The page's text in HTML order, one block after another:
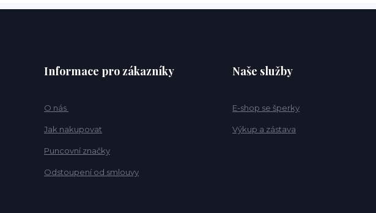
Informace pro zákazníky
O nás
Jak nakupovat
Puncovní značky
Odstoupení od smlouvy
Naše služby
E-shop se šperky
Výkup a zástava